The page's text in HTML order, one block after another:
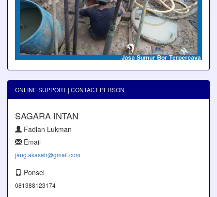
ONLINE SUPPORT | CONTACT PERSON
SAGARA INTAN
Fadlan Lukman
Email
jang.akasah@gmail.com
Ponsel
081388123174